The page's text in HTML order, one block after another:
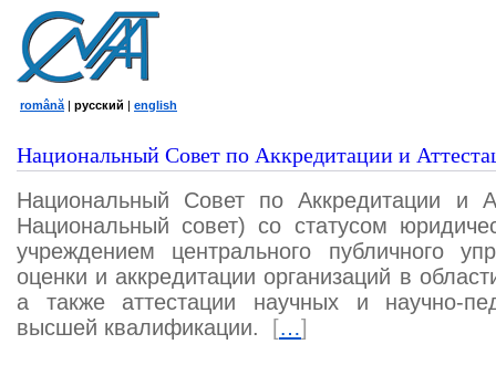
română | русский | english
Национальный Совет по Аккредитации и
Национальный Совет по Аккредитации и
Национальный совет) со статусом
учреждением центрального публичного
оценки и аккредитации организаций в
а также аттестации научных и научно-
высшей квалификации.
[…]